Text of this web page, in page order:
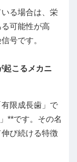
いる場合は、栄
可能性が高
号です。
起こるメカニ
限成長歯」で
**です。その名
び続ける特徴